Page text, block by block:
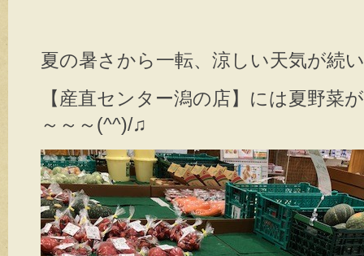
夏の暑さから一転、涼しい天気が続
【産直センター潟の店】には夏野菜
～～～(^^)/♫